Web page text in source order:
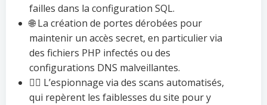
failles dans la configuration SQL.
🌐 La création de portes dérobées pour
maintenir un accès secret, en particulier via
des fichiers PHP infectés ou des
configurations DNS malveillantes.
🕵️‍♂️ L’espionnage via des scans automatisés,
qui repèrent les faiblesses du site pour y